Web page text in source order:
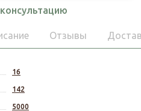
Отзывы
16
142
5000